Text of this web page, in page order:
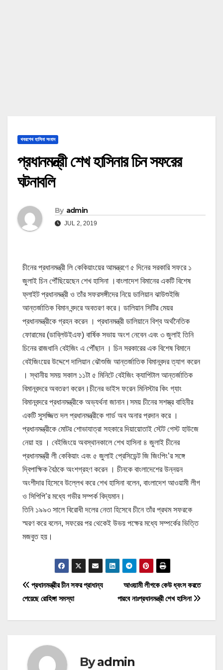
খবরশেখ হাসিনা সংবাদ
প্রধানমন্ত্রী শেখ হাসিনার চিন সফরের
ঘটনাবলি
By admin
JUL 2, 2019
চীনের প্রধানমন্ত্রী লি কেকিয়াংয়ের আমন্ত্রণে ৫ দিনের সরকারি সফরে ১
জুলাই চিন পৌঁছিয়েছেন শেখ হাসিনা ।বাংলাদেশ বিমানের একটি বিশেষ
ফ্লাইট প্রধানমন্ত্রী ও তাঁর সফরসঙ্গীদের নিয়ে ডালিয়ান ঝাউশুইজি
আন্তর্জাতিক বিমান বন্দরে অবতরণ করে। ডালিয়ান সিটির মেয়র
প্রধানমন্ত্রীকে গ্রহন করেন । প্রধানমন্ত্রী ডালিয়ানে বিশ্ব অর্থনৈতিক
ফোরামের (ডাব্লিউইএফ) বার্ষিক সভায় অংশ নেবেন এবং ৩ জুলাই তিনি
চিনের রাজধানি বেইজিং এ পৌঁছান । চিন সরকারের এক বিশেষ বিমানে
বেইজিংয়ের উদ্দেশে দালিয়ান ঝৌশুজি আন্তর্জাতিক বিমানবন্দর ত্যাগ করেন
। স্থানীয় সময় সকাল ১১টা ৫ মিনিটে বেইজিং ক্যাপিটাল আন্তর্জাতিক
বিমানবন্দরে অবতরণ করেন।চীনের ভাইস ফরেন মিনিস্টার কিং গ্যাং
বিমানবন্দরে প্রধানমন্ত্রীকে অভ্যর্থনা জানান।সময় চীনের সশস্ত্র বাহিনীর
একটি সুসজ্জিত দল প্রধানমন্ত্রীকে গার্ড অব অনার প্রদান করে ।
প্রধানমন্ত্রীকে মোটর শোভাযাত্রা সহকারে দিয়ায়োতাই স্টেট গেস্ট হাউজে
নেয়া হয় । বেইজিংয়ে অবস্থানকালে শেখ হাসিনা ৪ জুলাই চীনের
প্রধানমন্ত্রী লী কেকিয়াং এবং ৫ জুলাই প্রেসিডেন্ট জি জিংপিং’র সঙ্গে
দ্বিপাক্ষিক বৈঠকে অংশগ্রহণ করেন । চীনকে বাংলাদেশের উন্নয়ন
অংশীদার হিসেবে উল্লেখ করে শেখ হাসিনা বলেন, বাংলাদেশ আওয়ামী লীগ
ও সিপিপি’র মধ্যে গভীর সম্পর্ক বিদ্যমান।
তিনি ১৯৯৩ সালে বিরোধী দলের নেতা হিসেবে চীনে তাঁর প্রথম সফরকে
স্মরণ করে বলেন, সফরের পর থেকেই উভয় পক্ষের মধ্যে সম্পর্কের ভিত্তি
মজবুত হয়।
P
আওয়ামী লীগকে কেউ ধ্বংস করতে
পারবে নাঃপ্রধানমন্ত্রী শেখ হাসিনা
প্রধানমন্ত্রীর চীন সফর প্রাধান্য
পেয়েছে রোহিঙ্গা সমস্যা
Byadmin